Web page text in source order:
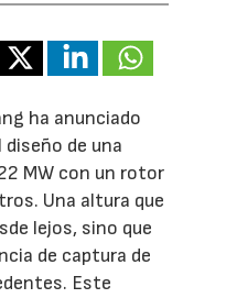
ha anunciado
de una
MW con un rotor
Una altura que
lejos, sino que
de captura de
Este